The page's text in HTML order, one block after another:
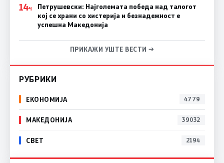
14Ч
Петрушевски: Најголемата победа над талогот
кој се храни со хистерија и безнадежност е
успешна Македонија
ПРИКАЖИ УШТЕ ВЕСТИ →
РУБРИКИ
ЕКОНОМИЈА 4779
МАКЕДОНИЈА 39032
СВЕТ 2194